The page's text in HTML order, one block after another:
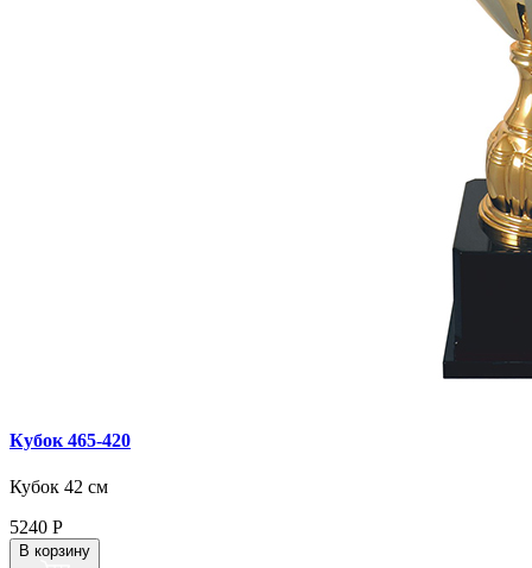
Кубок 465‑420
Кубок 42 см
5240 Р
В корзину